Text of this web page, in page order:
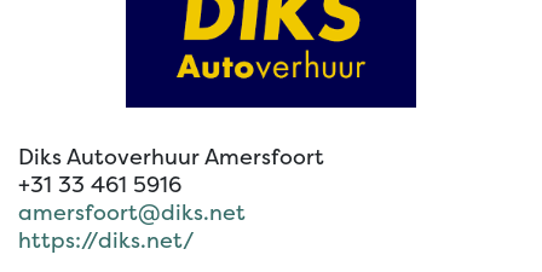
Diks Autoverhuur Amersfoort
+31 33 461 5916
amersfoort@diks.net
https://diks.net/